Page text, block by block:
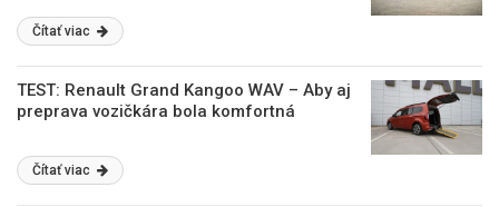
Čítať viac
TEST: Renault Grand Kangoo WAV – Aby aj
preprava vozičkára bola komfortná
Čítať viac